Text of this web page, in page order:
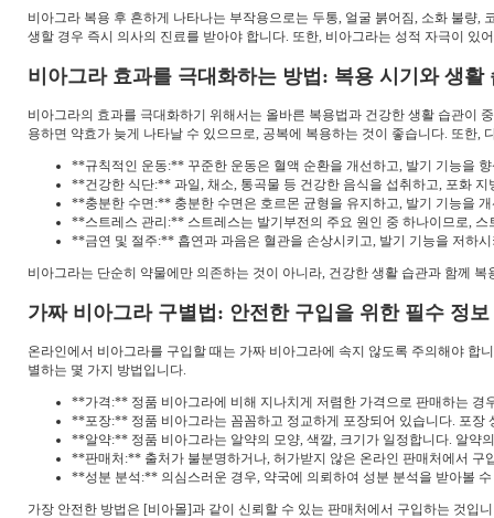
비아그라 복용 후 흔하게 나타나는 부작용으로는 두통, 얼굴 붉어짐, 소화 불량
생할 경우 즉시 의사의 진료를 받아야 합니다. 또한, 비아그라는 성적 자극이
비아그라 효과를 극대화하는 방법: 복용 시기와 생활
비아그라의 효과를 극대화하기 위해서는 올바른 복용법과 건강한 생활 습관이
용하면 약효가 늦게 나타날 수 있으므로, 공복에 복용하는 것이 좋습니다. 또한
**규칙적인 운동:** 꾸준한 운동은 혈액 순환을 개선하고, 발기 기능을
**건강한 식단:** 과일, 채소, 통곡물 등 건강한 음식을 섭취하고, 포화
**충분한 수면:** 충분한 수면은 호르몬 균형을 유지하고, 발기 기능을
**스트레스 관리:** 스트레스는 발기부전의 주요 원인 중 하나이므로,
**금연 및 절주:** 흡연과 과음은 혈관을 손상시키고, 발기 기능을 저하
비아그라는 단순히 약물에만 의존하는 것이 아니라, 건강한 생활 습관과 함께
가짜 비아그라 구별법: 안전한 구입을 위한 필수 정보
온라인에서 비아그라를 구입할 때는 가짜 비아그라에 속지 않도록 주의해야
별하는 몇 가지 방법입니다.
**가격:** 정품 비아그라에 비해 지나치게 저렴한 가격으로 판매하는 경
**포장:** 정품 비아그라는 꼼꼼하고 정교하게 포장되어 있습니다. 포장
**알약:** 정품 비아그라는 알약의 모양, 색깔, 크기가 일정합니다. 알약
**판매처:** 출처가 불분명하거나, 허가받지 않은 온라인 판매처에서 구
**성분 분석:** 의심스러운 경우, 약국에 의뢰하여 성분 분석을 받아볼
가장 안전한 방법은 [비아몰]과 같이 신뢰할 수 있는 판매처에서 구입하는 것입